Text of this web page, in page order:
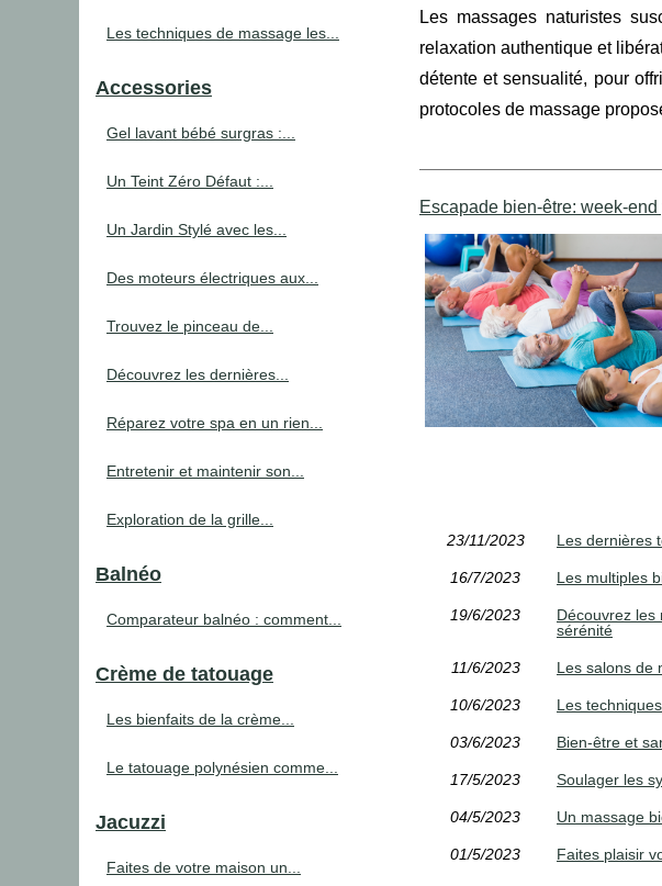
Les massages naturistes
relaxation authentique et
détente et sensualité, pour
protocoles de massage
Escapade bien-être: week-
23/11/2023 Les dernières
16/7/2023 Les multiples
19/6/2023
Découvrez
sérénité
11/6/2023 Les salons de
10/6/2023 Les
03/6/2023 Bien-être et
17/5/2023 Soulager les
04/5/2023 Un massage
01/5/2023 Faites plaisir
Les techniques de massage les...
Accessories
Gel lavant bébé surgras :...
Un Teint Zéro Défaut :...
Un Jardin Stylé avec les...
Des moteurs électriques aux...
Trouvez le pinceau de...
Découvrez les dernières...
Réparez votre spa en un rien...
Entretenir et maintenir son...
Exploration de la grille...
Balnéo
Comparateur balnéo : comment...
Crème de tatouage
Les bienfaits de la crème...
Le tatouage polynésien comme...
Jacuzzi
Faites de votre maison un...